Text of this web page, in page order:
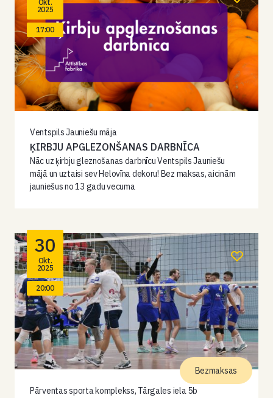
Okt.
2025
17:00
Ventspils Jauniešu māja
ĶIRBJU APGLEZONŠANAS DARBNĪCA
Nāc uz ķirbju gleznošanas darbnīcu Ventspils Jauniešu
mājā un uztaisi sev Helovīna dekoru! Bez maksas, aicinām
jauniešus no 13 gadu vecuma
30
Okt.
2025
20:00
Pārventas sporta komplekss, Tārgales iela 5b
Bezmaksas